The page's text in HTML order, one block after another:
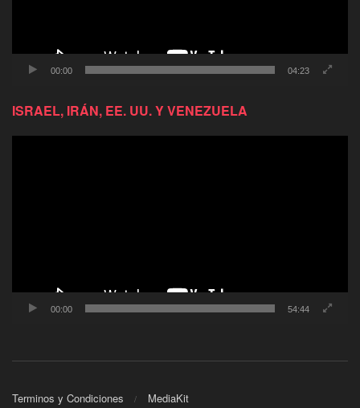
00:00 04:23
ISRAEL, IRÁN, EE. UU. Y VENEZUELA
00:00 54:44
Terminos y Condiciones MediaKit